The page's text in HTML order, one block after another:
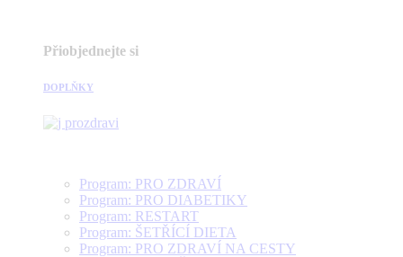
Přiobjednejte si
DOPLŇKY
Program: PRO ZDRAVÍ
Program: PRO DIABETIKY
Program: RESTART
Program: ŠETŘÍCÍ DIETA
Program: PRO ZDRAVÍ NA CESTY